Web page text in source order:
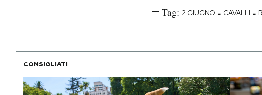
Tag: 2 GIUGNO - CAVALLI -
CONSIGLIATI